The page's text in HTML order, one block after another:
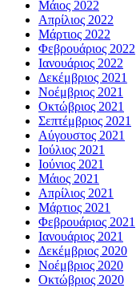
Μάιος 2022
Απρίλιος 2022
Μάρτιος 2022
Φεβρουάριος 2022
Ιανουάριος 2022
Δεκέμβριος 2021
Νοέμβριος 2021
Οκτώβριος 2021
Σεπτέμβριος 2021
Αύγουστος 2021
Ιούλιος 2021
Ιούνιος 2021
Μάιος 2021
Απρίλιος 2021
Μάρτιος 2021
Φεβρουάριος 2021
Ιανουάριος 2021
Δεκέμβριος 2020
Νοέμβριος 2020
Οκτώβριος 2020